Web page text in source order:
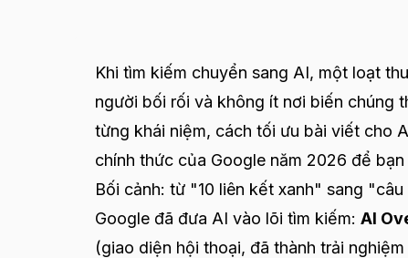
Khi tìm kiếm chuyển sang AI, một loạt
người bối rối và không ít nơi biến chúng
từng khái niệm, cách tối ưu bài viết cho
chính thức của Google năm 2026 để
Bối cảnh: từ "10 liên kết xanh" sang
Google đã đưa AI vào lõi tìm kiếm: AI
(giao diện hội thoại, đã thành trải